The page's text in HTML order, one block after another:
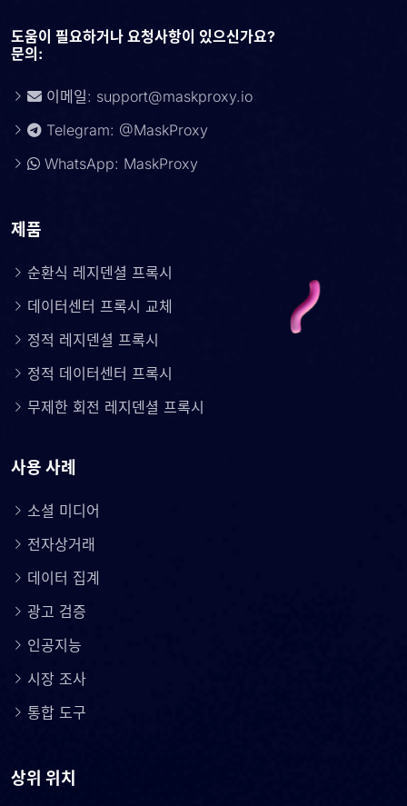
도움이 필요하거나 요청사항이 있으신가요?
문의:
이메일: support@maskproxy.io
Telegram: @MaskProxy
WhatsApp: MaskProxy
제품
순환식 레지덴셜 프록시
데이터센터 프록시 교체
정적 레지덴셜 프록시
정적 데이터센터 프록시
무제한 회전 레지덴셜 프록시
사용 사례
소셜 미디어
전자상거래
데이터 집계
광고 검증
인공지능
시장 조사
통합 도구
상위 위치